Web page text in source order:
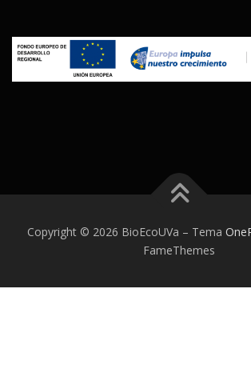
Copyright © 2026 BioEcoUVa – Tema
FameThemes